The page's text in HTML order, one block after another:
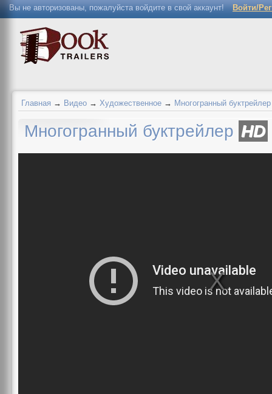
Вы не авторизованы, пожалуйста войдите в свой аккаунт! Войти/
Главная → Видео → Художественное → Многогранный буктрейлер
Многогранный буктрейлер HD